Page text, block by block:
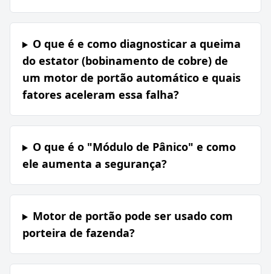
O que é e como diagnosticar a queima
do estator (bobinamento de cobre) de
um motor de portão automático e quais
fatores aceleram essa falha?
O que é o "Módulo de Pânico" e como
ele aumenta a segurança?
Motor de portão pode ser usado com
porteira de fazenda?